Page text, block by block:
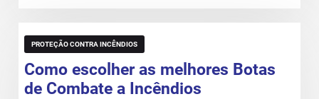
PROTEÇÃO CONTRA INCÊNDIOS
Como escolher as melhores Botas
de Combate a Incêndios